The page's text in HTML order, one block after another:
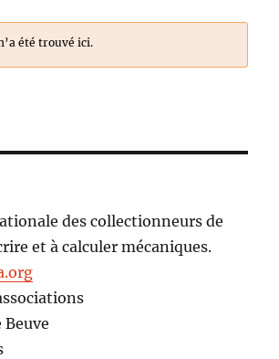
été trouvé ici.
des collectionneurs de
et à calculer mécaniques.
Beuve